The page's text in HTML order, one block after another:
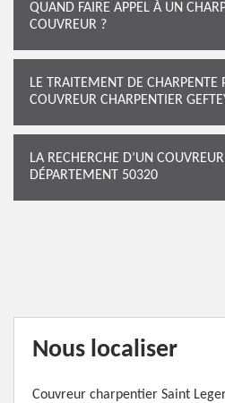
QUAND FAIRE APPEL À UN
COUVREUR ?
LE TRAITEMENT DE CHARPENTE
COUVREUR CHARPENTIER
LA RECHERCHE D’UN
DÉPARTEMENT 50320
Nous localiser
Couvreur charpentier Saint